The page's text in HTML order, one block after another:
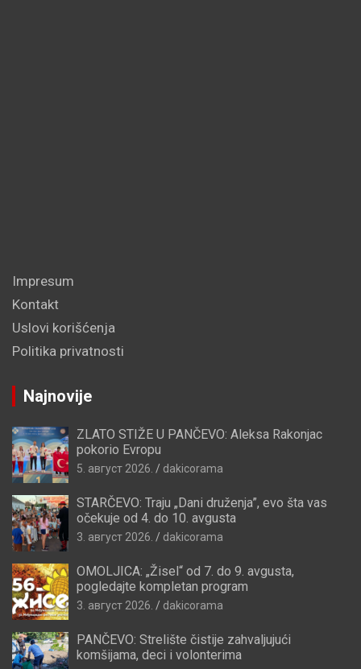
Impresum
Kontakt
Uslovi korišćenja
Politika privatnosti
Najnovije
ZLATO STIŽE U PANČEVO: Aleksa Rakonjac
pokorio Evropu
5. август 2026. dakicorama
STARČEVO: Traju „Dani druženja”, evo šta vas
očekuje od 4. do 10. avgusta
3. август 2026. dakicorama
OMOLJICA: „Žisel“ od 7. do 9. avgusta,
pogledajte kompletan program
3. август 2026. dakicorama
PANČEVO: Strelište čistije zahvaljujući
komšijama, deci i volonterima